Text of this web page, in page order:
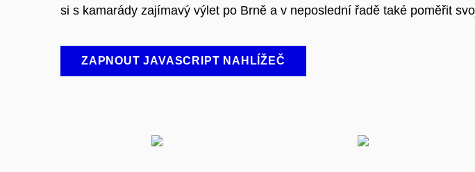
si s kamarády zajímavý výlet po Brně a v neposlední řadě také poměřit
ZAPNOUT JAVASCRIPT NAHLÍŽEČ